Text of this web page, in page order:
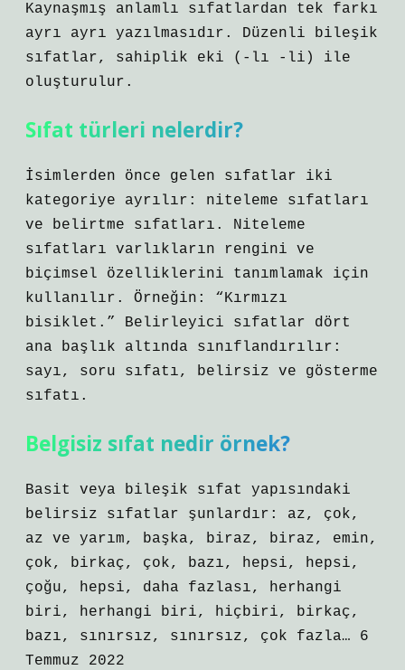
Kaynaşmış anlamlı sıfatlardan tek farkı
ayrı ayrı yazılmasıdır. Düzenli bileşik
sıfatlar, sahiplik eki (-lı -li) ile
oluşturulur.
Sıfat türleri nelerdir?
İsimlerden önce gelen sıfatlar iki
kategoriye ayrılır: niteleme sıfatları
ve belirtme sıfatları. Niteleme
sıfatları varlıkların rengini ve
biçimsel özelliklerini tanımlamak için
kullanılır. Örneğin: “Kırmızı
bisiklet.” Belirleyici sıfatlar dört
ana başlık altında sınıflandırılır:
sayı, soru sıfatı, belirsiz ve gösterme
sıfatı.
Belgisiz sıfat nedir örnek?
Basit veya bileşik sıfat yapısındaki
belirsiz sıfatlar şunlardır: az, çok,
az ve yarım, başka, biraz, biraz, emin,
çok, birkaç, çok, bazı, hepsi, hepsi,
çoğu, hepsi, daha fazlası, herhangi
biri, herhangi biri, hiçbiri, birkaç,
bazı, sınırsız, sınırsız, çok fazla… 6
Temmuz 2022